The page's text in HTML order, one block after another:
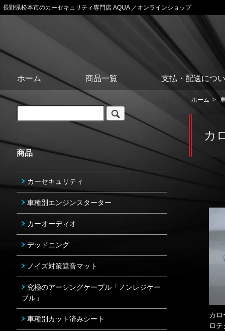
長野県松本市のカーセキュリティ専門店 AQUA ／オンラインショップ
ホーム 商品一覧 支払・配送につ
ホーム >
カ
カ
ロ
商品
カーセキュリティ
車種別エンジンスターター
カーオーディオ
デッドニング
ノイズ対策遮音マット
究極のアーシングケーブル「ノンレジケー
ブル」
車種別カット済みシート